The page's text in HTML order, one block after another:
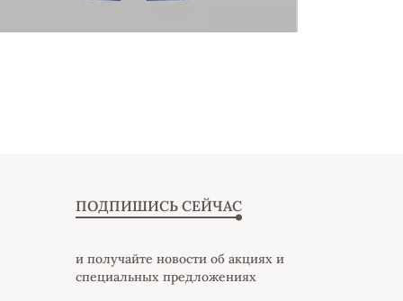
ПОДПИШИСЬ СЕЙЧАС
и получайте новости об акциях и
специальных предложениях